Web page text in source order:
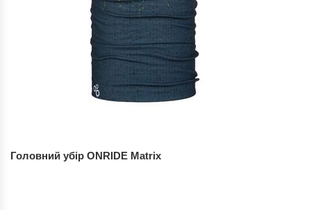
Головний убір ONRIDE Matrix